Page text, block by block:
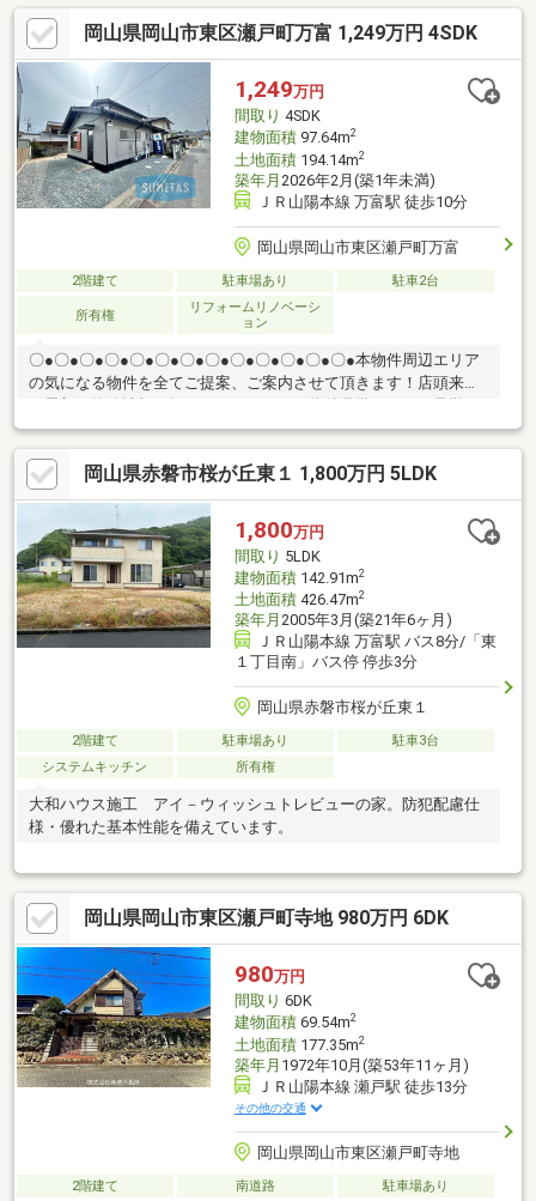
応！秘密厳守にて親身にご対応します！☆土日平日夜でもご対応
可能です！〇 ● 〇 30秒で来場予約 〇 ● 〇 「資料請求」
はオレンジのボタン（無料）、「見学予約」は赤いボタン（無
料）をクリック♪メールだけで内覧予約ができちゃいます！お気軽
にお問い合わせください♪
岡山県岡山市東区瀬戸町万富 1,249万円 4SDK
1,249万円
間取り 4SDK
建物面積97.64m2
土地面積194.14m2
築年月 2026年2月(築1年未満)
ＪＲ山陽本線 万富駅 徒歩10分
岡山県岡山市東区瀬戸町万富
2階建て 駐車場あり 駐車2台
所有権
リフォームリノベーシ
ョン
〇●〇●〇●〇●〇●〇●〇●〇●〇●〇●〇●〇●〇●本物件周辺エリア
の気になる物件を全てご提案、ご案内させて頂きます！店頭来店
アーは【その場で確定！ 見学予約する（無料）からご予約下さ
い】〇●〇●〇●〇●〇●〇●〇●〇●〇●〇●〇●〇●〇●●2026年2月リ
フォーム完成●駐車2台可能♪●本日の内覧可能です！お気軽にお問
い合わせください。他にも「これはどんな物件？」「住所が知り
たい」など、お気兼ねなくお問い合わせください。物件ごとでは
なく、お客様ごとに担当者がサポートさせていただきます。
岡山県赤磐市桜が丘東１ 1,800万円 5LDK
1,800万円
間取り 5LDK
建物面積142.91m2
土地面積426.47m2
築年月 2005年3月(築21年6ヶ月)
ＪＲ山陽本線 万富駅 バス8分/「東
１丁目南」バス停 停歩3分
岡山県赤磐市桜が丘東１
2階建て 駐車場あり
駐車3台
システムキッチン
所有権
大和ハウス施工 アイ－ウィッシュトレビューの家。防犯配慮仕
様・優れた基本性能を備えています。
岡山県岡山市東区瀬戸町寺地 980万円 6DK
980万円
間取り 6DK
建物面積69.54m2
土地面積177.35m2
築年月 1972年10月(築53年11ヶ月)
ＪＲ山陽本線 瀬戸駅 徒歩13分
その他の交通
岡山県岡山市東区瀬戸町寺地
2階建て 南道路
駐車場あり